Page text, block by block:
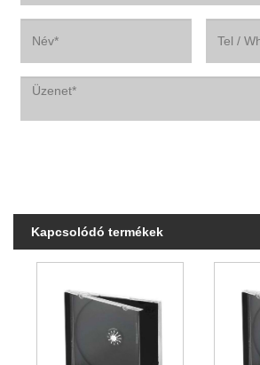
Kapcsolódó termékek